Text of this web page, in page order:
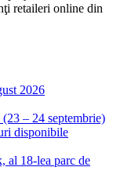
retaileri online din
2026
– 24 septembrie)
disponibile
al 18-lea parc de